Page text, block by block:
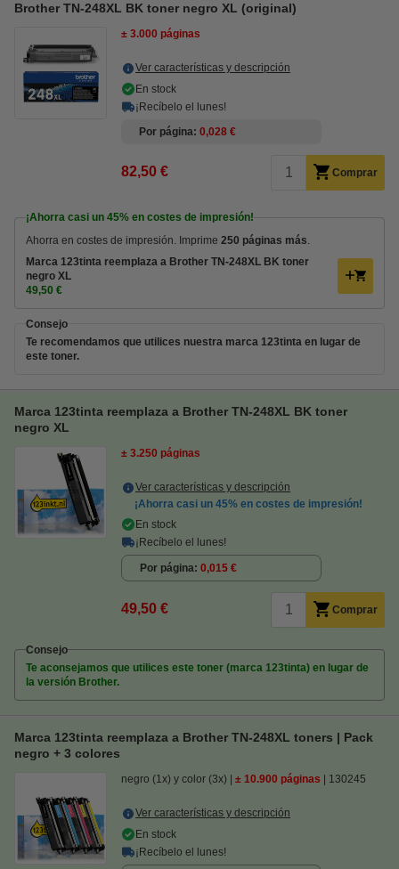
Brother TN-248XL BK toner negro XL (original)
± 3.000 páginas
Ver características y descripción
En stock
¡Recíbelo el lunes!
Por página 0,028 €
82,50 € Comprar
¡Ahorra casi un 45% en costes de impresión!
Ahorra en costes de impresión. Imprime 250 páginas más.
Marca 123tinta reemplaza a Brother TN-248XL BK toner
negro XL
49,50 €
Consejo
Te recomendamos que utilices nuestra marca 123tinta en lugar de
este toner.
Marca 123tinta reemplaza a Brother TN-248XL BK toner
negro XL
± 3.250 páginas
Ver características y descripción
¡Ahorra casi un 45% en costes de impresión!
En stock
¡Recíbelo el lunes!
Por página 0,015 €
49,50 € Comprar
Consejo
Te aconsejamos que utilices este toner (marca 123tinta) en lugar de
la versión Brother.
Marca 123tinta reemplaza a Brother TN-248XL toners | Pack
negro + 3 colores
negro (1x) y color (3x) ± 10.900 páginas 130245
Ver características y descripción
En stock
¡Recíbelo el lunes!